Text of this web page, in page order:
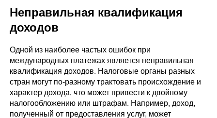
Неправильная квалификация
доходов
Одной из наиболее частых ошибок при
международных платежах является неправильная
квалификация доходов. Налоговые органы разных
стран могут по-разному трактовать происхождение и
характер дохода, что может привести к двойному
налогообложению или штрафам. Например, доход,
полученный от предоставления услуг, может